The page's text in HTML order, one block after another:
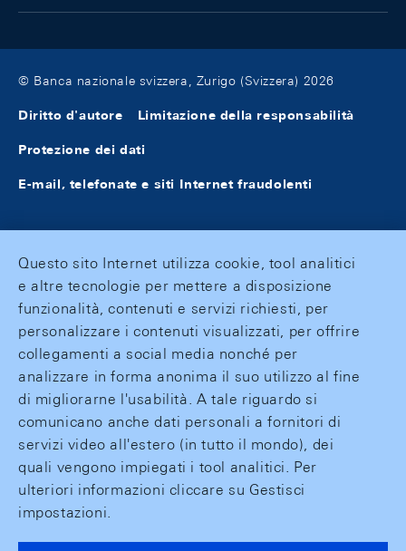
© Banca nazionale svizzera, Zurigo (Svizzera) 2026
Diritto d'autore Limitazione della responsabilità
Protezione dei dati
E-mail, telefonate e siti Internet fraudolenti
Questo sito Internet utilizza cookie, tool analitici
e altre tecnologie per mettere a disposizione
funzionalità, contenuti e servizi richiesti, per
personalizzare i contenuti visualizzati, per offrire
collegamenti a social media nonché per
analizzare in forma anonima il suo utilizzo al fine
di migliorarne l'usabilità. A tale riguardo si
comunicano anche dati personali a fornitori di
servizi video all'estero (in tutto il mondo), dei
quali vengono impiegati i tool analitici. Per
ulteriori informazioni cliccare su Gestisci
impostazioni.